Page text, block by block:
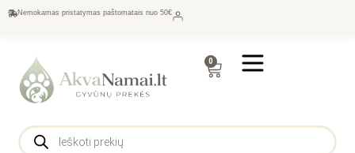
Nemokamas pristatymas paštomatais nuo 50€
0